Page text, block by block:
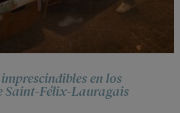
en los
Saint-Félix-Lauragais